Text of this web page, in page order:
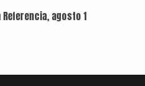
Referencia, agosto 1